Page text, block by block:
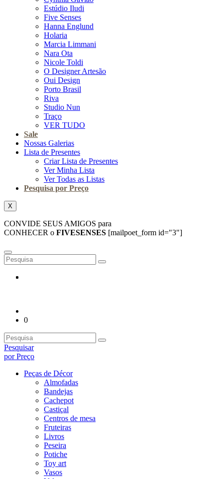
Estúdio Iludi
Five Senses
Hanna Englund
Holaria
Marcia Limmani
Nara Ota
Nicole Toldi
O Designer Artesão
Oui Design
Porto Brasil
Riva
Studio Nun
Traço
VER TUDO
Sale
Nossas Galerias
Lista de Presentes
Criar Lista de Presentes
Ver Minha Lista
Ver Todas as Listas
Pesquisa por Preço
X
CONVIDE SEUS AMIGOS para
CONHECER o FIVESENSES [mailpoet_form id="3"]
0
Pesquisar
por Preço
Peças de Décor
Almofadas
Bandejas
Cachepot
Castiçal
Centros de mesa
Fruteiras
Livros
Peseira
Potiche
Toy art
Vasos